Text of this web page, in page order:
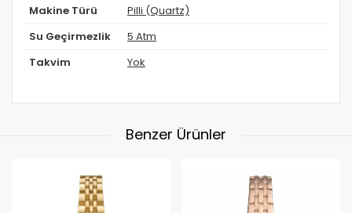
Makine Türü Pilli (Quartz)
Su Geçirmezlik 5 Atm
Takvim Yok
Benzer Ürünler